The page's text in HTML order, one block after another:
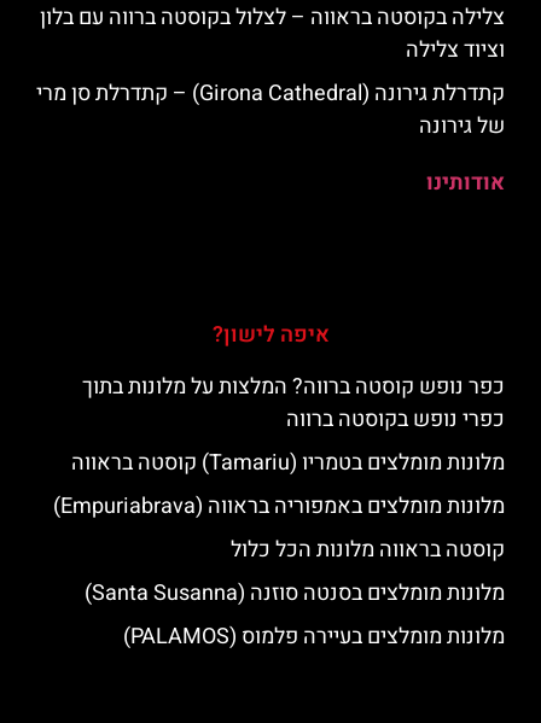
צלילה בקוסטה בראווה – לצלול בקוסטה ברווה עם בלון
וציוד צלילה
קתדרלת גירונה (Girona Cathedral) – קתדרלת סן מרי
של גירונה
אודותינו
איפה לישון?
כפר נופש קוסטה ברווה? המלצות על מלונות בתוך
כפרי נופש בקוסטה ברווה
מלונות מומלצים בטמריו (Tamariu) קוסטה בראווה
מלונות מומלצים באמפוריה בראווה (Empuriabrava)
קוסטה בראווה מלונות הכל כלול
מלונות מומלצים בסנטה סוזנה (Santa Susanna)
מלונות מומלצים בעיירה פלמוס (PALAMOS)